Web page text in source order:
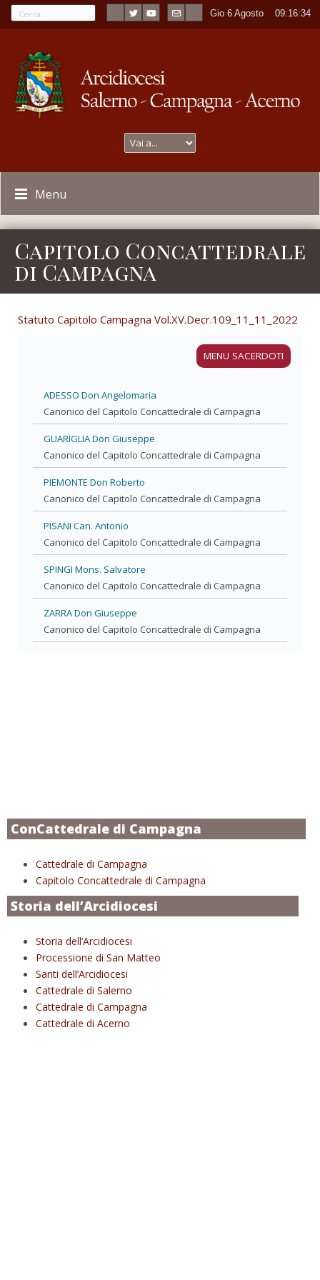
Gio 6 Agosto ----09:16:34
Menu
Capitolo Concattedrale
di Campagna
Statuto Capitolo Campagna Vol.XV.Decr.109_11_11_2022
MENU SACERDOTI
ADESSO Don Angelomaria
Canonico del Capitolo Concattedrale di Campagna
GUARIGLIA Don Giuseppe
Canonico del Capitolo Concattedrale di Campagna
PIEMONTE Don Roberto
Canonico del Capitolo Concattedrale di Campagna
PISANI Can. Antonio
Canonico del Capitolo Concattedrale di Campagna
SPINGI Mons. Salvatore
Canonico del Capitolo Concattedrale di Campagna
ZARRA Don Giuseppe
Canonico del Capitolo Concattedrale di Campagna
ConCattedrale di Campagna
Cattedrale di Campagna
Capitolo Concattedrale di Campagna
Storia dell’Arcidiocesi
Storia dell’Arcidiocesi
Processione di San Matteo
Santi dell’Arcidiocesi
Cattedrale di Salerno
Cattedrale di Campagna
Cattedrale di Acerno